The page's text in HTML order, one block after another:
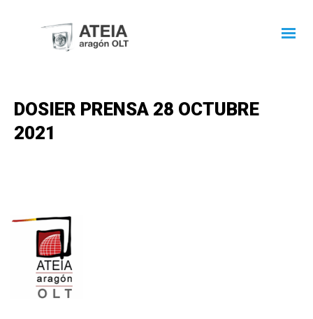
DOSIER PRENSA 28 OCTUBRE
2021